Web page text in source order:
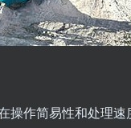
作简易性和处理速